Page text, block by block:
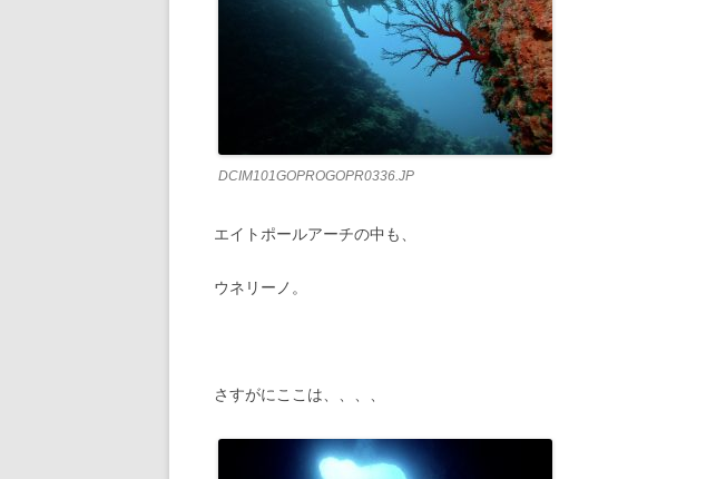
DCIM101GOPROGOPR0336.JP
エイトポールアーチの中も、
ウネリーノ。
さすがにここは、、、、